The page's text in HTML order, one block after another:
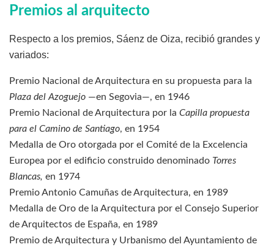
Premios al arquitecto
Respecto a los premios, Sáenz de Oiza, recibió grandes y
variados:
Premio Nacional de Arquitectura en su propuesta para la
Plaza del Azoguejo —en Segovia—, en 1946
Premio Nacional de Arquitectura por la Capilla propuesta
para el Camino de Santiago, en 1954
Medalla de Oro otorgada por el Comité de la Excelencia
Europea por el edificio construido denominado Torres
Blancas, en 1974
Premio Antonio Camuñas de Arquitectura, en 1989
Medalla de Oro de la Arquitectura por el Consejo Superior
de Arquitectos de España, en 1989
Premio de Arquitectura y Urbanismo del Ayuntamiento de